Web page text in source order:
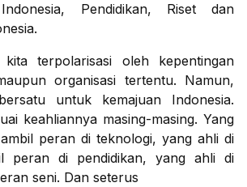
Pendidikan, Riset dan
terpolarisasi oleh kepentingan
organisasi tertentu. Namun,
untuk kemajuan Indonesia.
keahliannya masing-masing. Yang
peran di teknologi, yang ahli di
peran di pendidikan, yang ahli di
seni. Dan seterus